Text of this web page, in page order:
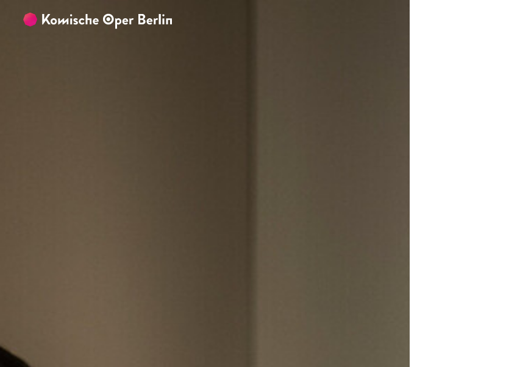
Zum Hauptinhalt springen Zum Footer springen